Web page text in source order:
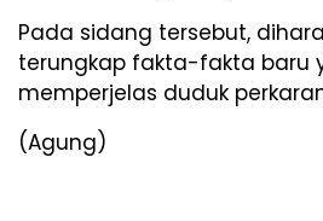
Pada sidang tersebut,
terungkap fakta-fakta baru
memperjelas duduk
(Agung)